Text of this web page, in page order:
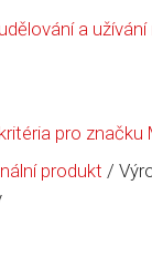
a
pro značku
produkt /